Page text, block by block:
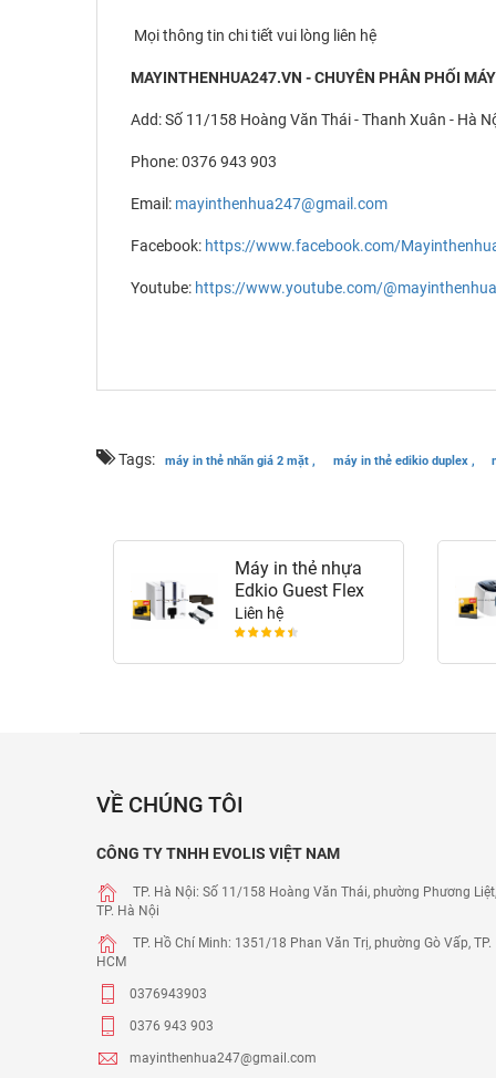
Mọi thông tin chi tiết vui lòng liên hệ
MAYINTHENHUA247.VN - CHUYÊN PHÂN PHỐI
Add: Số 11/158 Hoàng Văn Thái - Thanh Xuân - Hà
Phone: 0376 943 903
Email: mayinthenhua247@gmail.com
Facebook: https://www.facebook.com/
Youtube: https://www.youtube.com/
Tags: máy in thẻ nhãn giá 2 mặt , máy in thẻ edikio duplex ,
Máy in thẻ nhựa
Edkio Guest Flex
Liên hệ
VỀ CHÚNG TÔI
CÔNG TY TNHH EVOLIS VIỆT NAM
TP. Hà Nội: Số 11/158 Hoàng Văn Thái, phường Phương Liệt,
TP. Hà Nội
TP. Hồ Chí Minh: 1351/18 Phan Văn Trị, phường Gò Vấp, TP.
HCM
0376943903
0376 943 903
mayinthenhua247@gmail.com